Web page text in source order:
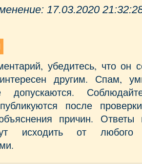
17.03.2020
убедитесь, что он
другим. Спам,
допускаются.
после
причин.
исходить от любого